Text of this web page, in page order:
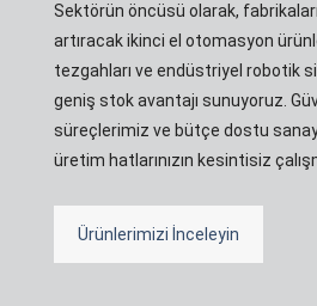
Sektörün öncüsü olarak,
artıracak ikinci el otomasyon
tezgahları ve endüstriyel robotik
geniş stok avantajı sunuyoruz.
süreçlerimiz ve bütçe dostu
üretim hatlarınızın kesintisiz
Ürünlerimizi İnceleyin